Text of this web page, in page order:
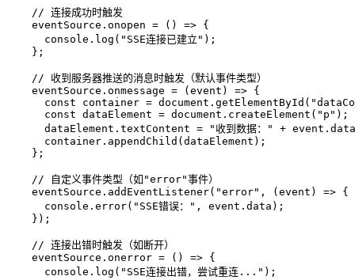
// 连接成功时触发
    eventSource.
onopen = () => {
console . log ( "SSE连接已建立" );
    };
// 收到服务器推送的消息时触发（默认事件类型）
    eventSource.
onmessage = ( event ) => {
const container = document . getElementById (
const dataElement = document . createElement ( "p" );
      dataElement.
textContent = "收到数据：" + event. data
      container.
appendChild (dataElement);
    };
// 自定义事件类型（如"error"事件）
    eventSource.
addEventListener( "error" , ( event ) => {
console . error( "SSE错误：" , event. data );
    });
// 连接出错时触发（如断开）
    eventSource.
onerror = () => {
console . log ( "SSE连接出错，尝试重连..." );